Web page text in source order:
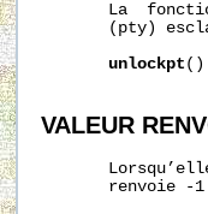
La
(pty)
unlockpt ()
VALEUR
renvoie -